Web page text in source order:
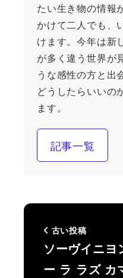
たい生き物の情報
かけて二人でも、
けます。今年は新
が多く違う世界が
うな感性の方と出
どうしたらいいの
ます。
記事一覧
古い投稿
ソーヴイニヨ
ー ラ ラズ